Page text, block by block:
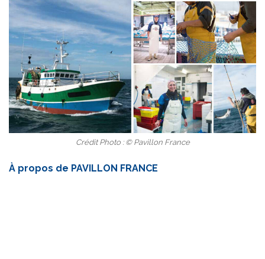
Crédit Photo : © Pavillon France
À propos de PAVILLON FRANCE